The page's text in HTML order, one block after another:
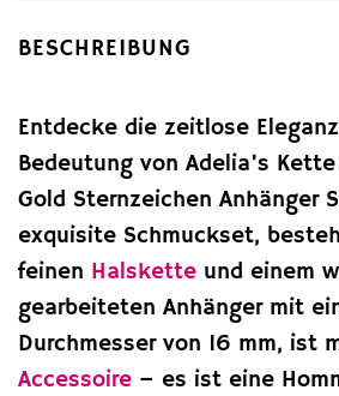
BESCHREIBUNG
Entdecke die zeitlose
Bedeutung von Adelia’s
Gold Sternzeichen Anhänger
exquisite Schmuckset,
feinen Halskette und einem
gearbeiteten Anhänger mit
Durchmesser von 16 mm, ist
Accessoire – es ist eine